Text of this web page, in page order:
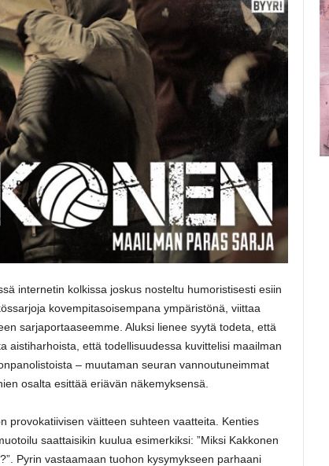
internetin kolkissa joskus nosteltu humoristisesti esiin
kovempitasoisempana ympäristönä, viittaa
sarjaportaaseemme. Aluksi lienee syytä todeta, että
aistiharhoista, että todellisuudessa kuvittelisi maailman
– muutaman seuran vannoutuneimmat
osalta esittää eriävän näkemyksensä.
provokatiivisen väitteen suhteen vaatteita. Kenties
saattaisikin kuulua esimerkiksi: ”Miksi Kakkonen
Pyrin vastaamaan tuohon kysymykseen parhaani